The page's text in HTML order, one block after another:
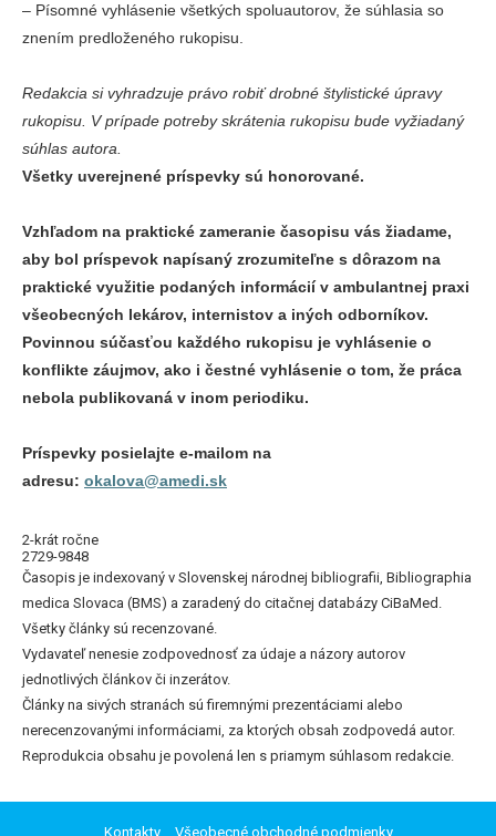
‒ Písomné vyhlásenie všetkých spoluautorov, že súhlasia so
znením predloženého rukopisu.
Redakcia si vyhradzuje právo robiť drobné štylistické úpravy
rukopisu. V prípade potreby skrátenia rukopisu bude vyžiadaný
súhlas autora.
Všetky uverejnené príspevky sú honorované.
Vzhľadom na praktické zameranie časopisu vás žiadame,
aby bol príspevok napísaný zrozumiteľne s dôrazom na
praktické využitie podaných informácií v ambulantnej praxi
všeobecných lekárov, internistov a iných odborníkov.
Povinnou súčasťou každého rukopisu je vyhlásenie o
konflikte záujmov, ako i čestné vyhlásenie o tom, že práca
nebola publikovaná v inom periodiku.
Príspevky posielajte e-mailom na
adresu: okalova@amedi.sk
2-krát ročne
2729-9848
Časopis je indexovaný v Slovenskej národnej bibliografii, Bibliographia
medica Slovaca (BMS) a zaradený do citačnej databázy CiBaMed.
Všetky články sú recenzované.
Vydavateľ nenesie zodpovednosť za údaje a názory autorov
jednotlivých článkov či inzerátov.
Články na sivých stranách sú firemnými prezentáciami alebo
nerecenzovanými informáciami, za ktorých obsah zodpovedá autor.
Reprodukcia obsahu je povolená len s priamym súhlasom redakcie.
Kontakty Všeobecné obchodné podmienky